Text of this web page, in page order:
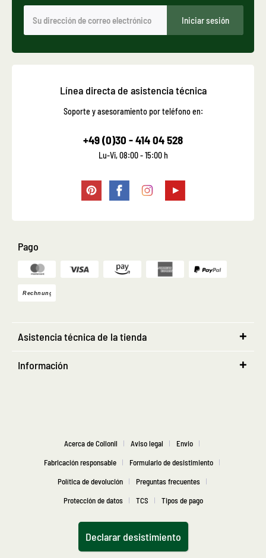
Iniciar sesión
Línea directa de asistencia técnica
Soporte y asesoramiento por teléfono en:
+49 (0)30 - 414 04 528
Lu-Vi, 08:00 - 15:00 h
Pago
Asistencia técnica de la tienda
Información
Acerca de Collonil Aviso legal
Envio
Fabricación responsable
Formulario de desistimiento
Política de devolución
Preguntas frecuentes
Protección de datos
TCS Tipos de pago
Declarar desistimiento